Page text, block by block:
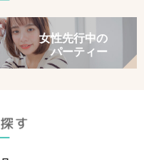
女性先行中の
パーティー